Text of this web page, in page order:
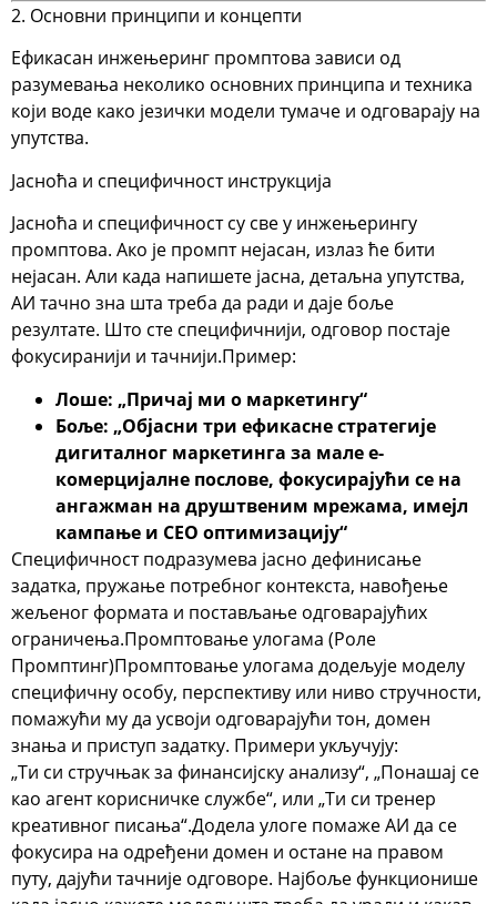
2. Основни принципи и концепти
Ефикасан инжењеринг промптова зависи од
разумевања неколико основних принципа и техника
који воде како језички модели тумаче и одговарају на
упутства.
Јасноћа и специфичност инструкција
Јасноћа и специфичност су све у инжењерингу
промптова. Ако је промпт нејасан, излаз ће бити
нејасан. Али када напишете јасна, детаљна упутства,
АИ тачно зна шта треба да ради и даје боље
резултате. Што сте специфичнији, одговор постаје
фокусиранији и тачнији.Пример:
Лоше: „Причај ми о маркетингу“
Боље: „Објасни три ефикасне стратегије
дигиталног маркетинга за мале е-
комерцијалне послове, фокусирајући се на
ангажман на друштвеним мрежама, имејл
кампање и СЕО оптимизацију“
Специфичност подразумева јасно дефинисање
задатка, пружање потребног контекста, навођење
жељеног формата и постављање одговарајућих
ограничења.Промптовање улогама (Роле
Промптинг)Промптовање улогама додељује моделу
специфичну особу, перспективу или ниво стручности,
помажући му да усвоји одговарајући тон, домен
знања и приступ задатку. Примери укључују:
„Ти си стручњак за финансијску анализу“, „Понашај се
као агент корисничке службе“, или „Ти си тренер
креативног писања“.Додела улоге помаже АИ да се
фокусира на одређени домен и остане на правом
путу, дајући тачније одговоре. Најбоље функционише